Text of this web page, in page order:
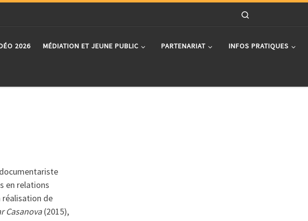
2026 MÉDIATION ET JEUNE PUBLIC PARTENARIAT INFOS PRATIQUES
en relations
réalisation de
Casanova(2015),